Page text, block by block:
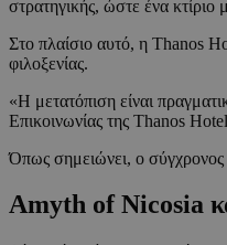
στρατηγικής, ώστε ένα κτίριο
Στο πλαίσιο αυτό, η Thanos
φιλοξενίας.
«Η μετατόπιση είναι
Επικοινωνίας της Thanos
Όπως σημειώνει, ο σύγχρονος
Amyth of Nicosia